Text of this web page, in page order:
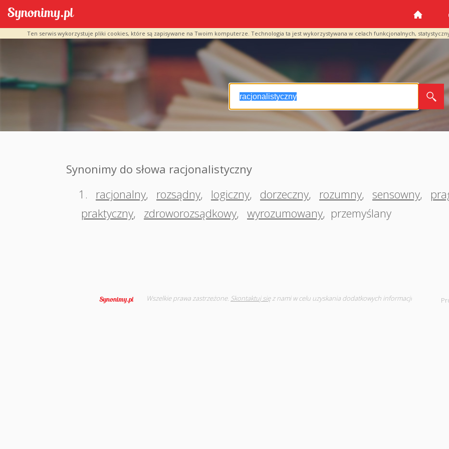
Ten serwis wykorzystuje pliki cookies, które są zapisywane na Twoim komputerze. Technologia ta jest wykorzystywana w celach funkcjonalnych,
Synonimy do słowa racjonalistyczny
1.
racjonalny, rozsądny, logiczny, dorzeczny, rozumny, sensowny,
praktyczny, zdroworozsądkowy, wyrozumowany, przemyślany
Wszelkie prawa zastrzeżone. Skontaktuj sięz nami w celu uzyskania dodatkowych informacji